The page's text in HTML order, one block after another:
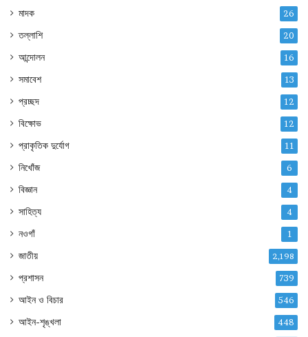
মাদক 26
তল্লাশি 20
আন্দোলন 16
সমাবেশ 13
প্রচ্ছদ 12
বিক্ষোভ 12
প্রাকৃতিক দুর্যোগ 11
নিখোঁজ 6
বিজ্ঞান 4
সাহিত্য 4
নওগাঁ 1
জাতীয় 2,198
প্রশাসন 739
আইন ও বিচার 546
আইন-শৃঙ্খলা 448